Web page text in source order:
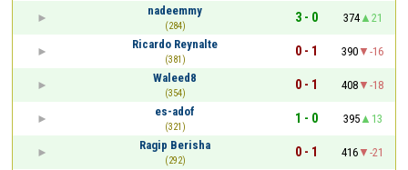
nadeemmy
(284)
3 - 0 374
21
Ricardo Reynalte
(381)
0 - 1 390
-16
Waleed8
(354)
0 - 1 408
-18
es-adof
(321)
1 - 0 395
13
Ragip Berisha
(292)
0 - 1 416
-21